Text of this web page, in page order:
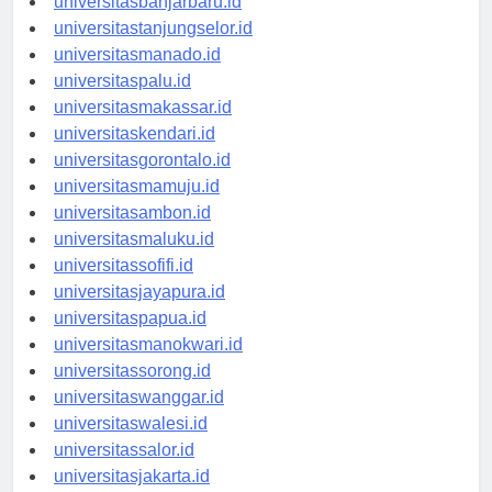
universitasbanjarbaru.id
universitastanjungselor.id
universitasmanado.id
universitaspalu.id
universitasmakassar.id
universitaskendari.id
universitasgorontalo.id
universitasmamuju.id
universitasambon.id
universitasmaluku.id
universitassofifi.id
universitasjayapura.id
universitaspapua.id
universitasmanokwari.id
universitassorong.id
universitaswanggar.id
universitaswalesi.id
universitassalor.id